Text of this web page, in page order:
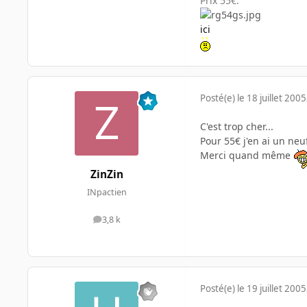
ici
ZinZin
INpactien
3,8 k
messages
Posté(e) le 18 juillet 2005
C'est trop cher...
Pour 55€ j'en ai un
Merci quand même
Posté(e) le 19 juillet 2005